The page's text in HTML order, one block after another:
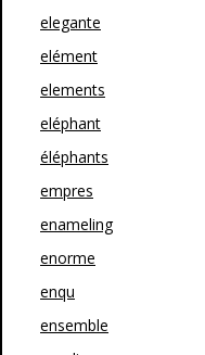
elegante
elément
elements
eléphant
éléphants
empres
enameling
enorme
enqu
ensemble